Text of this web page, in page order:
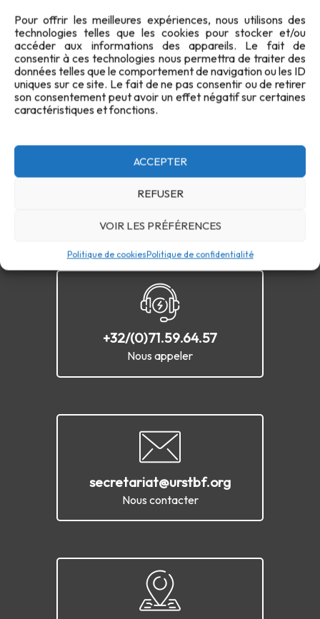
Pour offrir les meilleures expériences, nous utilisons des
technologies telles que les cookies pour stocker et/ou
accéder aux informations des appareils. Le fait de
consentir à ces technologies nous permettra de traiter des
données telles que le comportement de navigation ou les ID
uniques sur ce site. Le fait de ne pas consentir ou de retirer
son consentement peut avoir un effet négatif sur certaines
caractéristiques et fonctions.
ACCEPTER
REFUSER
VOIR LES PRÉFÉRENCES
Politique de cookiesPolitique de confidentialité
Confidentialité Cookies
+32/(0)71.59.64.57
Nous appeler
secretariat@urstbf.org
Nous contacter